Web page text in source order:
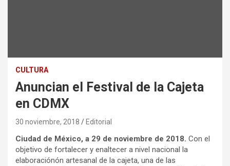
CULTURA
Anuncian el Festival de la Cajeta
en CDMX
30 noviembre, 2018 Editorial
Ciudad de México, a 29 de noviembre de 2018. Con el
objetivo de fortalecer y enaltecer a nivel nacional la
elaboraciónón artesanal de la cajeta, una de las